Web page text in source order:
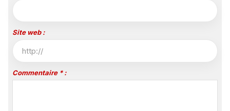
Site web :
Commentaire * :